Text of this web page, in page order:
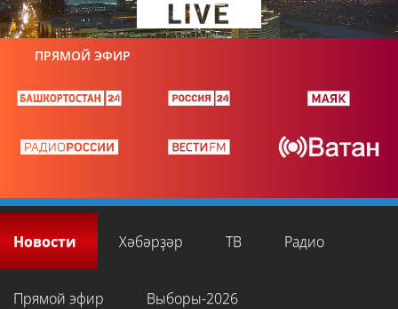
ПРЯМОЙ ЭФИР
Новости Хәбәрҙәр ТВ Радио
Прямой эфир Выборы-2026